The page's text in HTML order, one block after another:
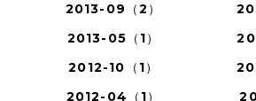
2013-09（2）
2013-05（1）
2012-10（1）
2012-04（1）